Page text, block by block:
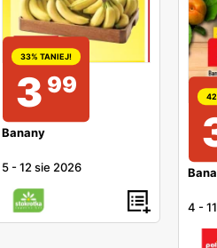
33% TANIEJ!
3 99
Banany
5 -12 sie 2026
4 -